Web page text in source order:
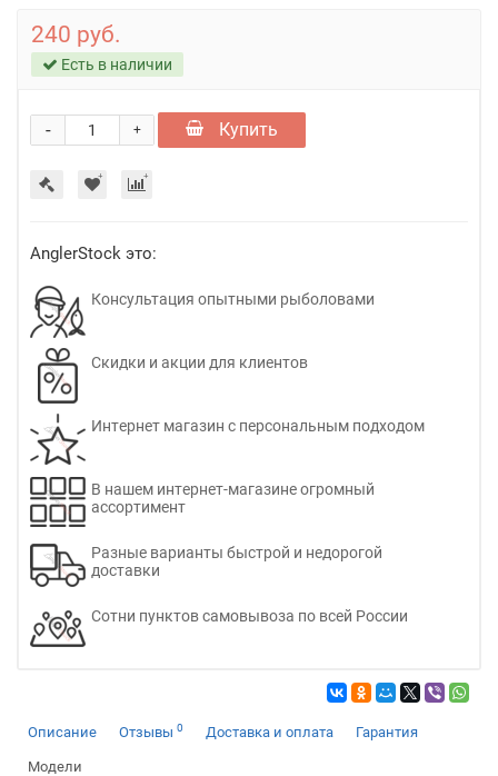
240 руб.
Есть в наличии
+
- Купить
AnglerStock это:
Консультация опытными рыболовами
Скидки и акции для клиентов
Интернет магазин с персональным подходом
В нашем интернет-магазине огромный
ассортимент
Разные варианты быстрой и недорогой
доставки
Сотни пунктов самовывоза по всей России
Описание Отзывы 0 Доставка и оплата Гарантия
Модели